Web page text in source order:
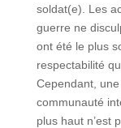
soldat(e). Les
guerre ne
ont été le plus
respectabilité
Cependant,
communauté
plus haut n’est